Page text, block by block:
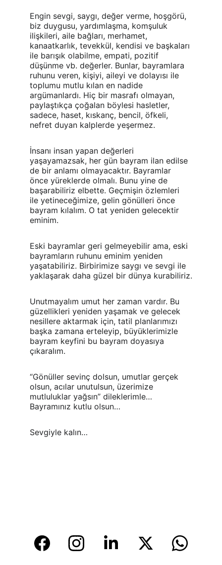
Engin sevgi, saygı, değer verme, hoşgörü,
biz duygusu, yardımlaşma, komşuluk
ilişkileri, aile bağları, merhamet,
kanaatkarlık, tevekkül, kendisi ve başkaları
ile barışık olabilme, empati, pozitif
düşünme vb. değerler. Bunlar, bayramlara
ruhunu veren, kişiyi, aileyi ve dolayısı ile
toplumu mutlu kılan en nadide
argümanlardı. Hiç bir masrafı olmayan,
paylaştıkça çoğalan böylesi hasletler,
sadece, haset, kıskanç, bencil, öfkeli,
nefret duyan kalplerde yeşermez.
İnsanı insan yapan değerleri
yaşayamazsak, her gün bayram ilan edilse
de bir anlamı olmayacaktır. Bayramlar
önce yüreklerde olmalı. Bunu yine de
başarabiliriz elbette. Geçmişin özlemleri
ile yetineceğimize, gelin gönülleri önce
bayram kılalım. O tat yeniden gelecektir
eminim.
Eski bayramlar geri gelmeyebilir ama, eski
bayramların ruhunu eminim yeniden
yaşatabiliriz. Birbirimize saygı ve sevgi ile
yaklaşarak daha güzel bir dünya kurabiliriz.
Unutmayalım umut her zaman vardır. Bu
güzellikleri yeniden yaşamak ve gelecek
nesillere aktarmak için, tatil planlarımızı
başka zamana erteleyip, büyüklerimizle
bayram keyfini bu bayram doyasıya
çıkaralım.
“Gönüller sevinç dolsun, umutlar gerçek
olsun, acılar unutulsun, üzerimize
mutluluklar yağsın” dileklerimle…
Bayramınız kutlu olsun…
Sevgiyle kalın…